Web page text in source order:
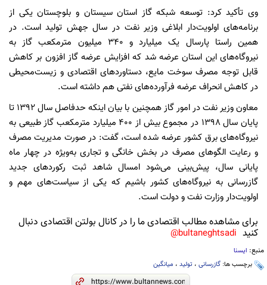
وی تأکید کرد: توسعه شبکه گاز استان سیستان و بلوچستان یکی از
برنامه‌های اولویت‌دار ابلاغی وزیر نفت در سال جهش تولید است. در
همین راستا پارسال یک میلیارد و ۳۴۰ میلیون مترمکعب گاز به
نیروگاه‌های این استان عرضه شد که افزایش عرضه گاز افزون بر کاهش
قابل توجه مصرف سوخت مایع، دستاوردهای اقتصادی و زیست‌محیطی
در کاهش انحراف عرضه فرآورده‌های نفتی هم داشته است.
معاون وزیر نفت در امور گاز همچنین با بیان اینکه حدفاصل سال ۱۳۹۲ تا
پایان سال ۱۳۹۸ در مجموع بیش از ۴۰۰ میلیارد مترمکعب گاز طبیعی به
نیروگاه‌های برق کشور عرضه شده است، گفت: در صورت مدیریت مصرف
و رعایت الگوهای مصرف در بخش خانگی و تجاری به‌ویژه در چهار ماه
پایانی سال، پیش‌بینی می‌شود امسال شاهد ثبت رکوردهای جدید
گازرسانی به نیروگاه‌های کشور باشیم که یکی از سیاست‌های مهم و
اولویت‌دار وزارت نفت و دولت است.
برای مشاهده مطالب اقتصادی ما را در کانال بولتن اقتصادی دنبال
کنید bultaneghtsadi@
منبع: ایسنا
برچسب ها: گازرسانی ، تولید ، میانگین